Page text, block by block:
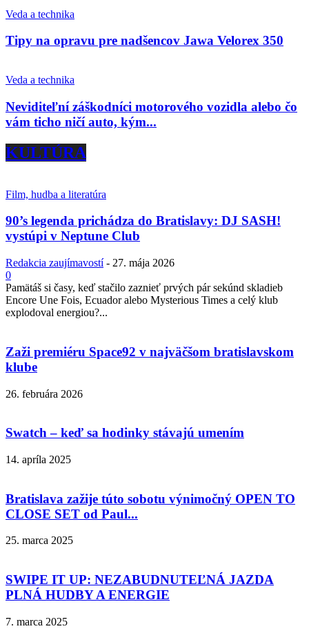
Veda a technika
Tipy na opravu pre nadšencov Jawa Velorex 350
Veda a technika
Neviditeľní záškodníci motorového vozidla alebo čo
vám ticho ničí auto, kým...
KULTÚRA
Film, hudba a literatúra
90’s legenda prichádza do Bratislavy: DJ SASH!
vystúpi v Neptune Club
Redakcia zaujímavostí - 27. mája 2026
0
Pamätáš si časy, keď stačilo zaznieť prvých pár sekúnd skladieb
Encore Une Fois, Ecuador alebo Mysterious Times a celý klub
explodoval energiou?...
Zaži premiéru Space92 v najväčšom bratislavskom
klube
26. februára 2026
Swatch – keď sa hodinky stávajú umením
14. apríla 2025
Bratislava zažije túto sobotu výnimočný OPEN TO
CLOSE SET od Paul...
25. marca 2025
SWIPE IT UP: NEZABUDNUTEĽNÁ JAZDA
PLNÁ HUDBY A ENERGIE
7. marca 2025